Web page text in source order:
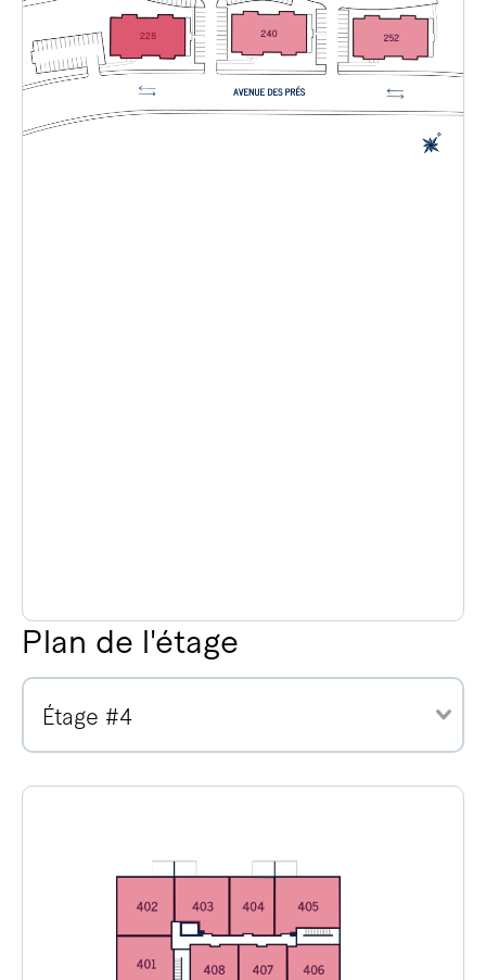
Plan de l'étage
Étage #4